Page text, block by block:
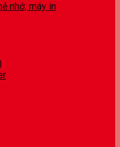
nhớ, máy in